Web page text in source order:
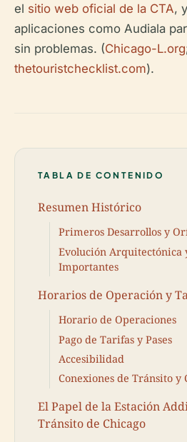
el sitio web oficial de la CTA,
aplicaciones como Audiala
sin problemas. (Chicago-L.org
thetouristchecklist.com).
TABLA DE CONTENIDO
Resumen Histórico
Primeros Desarrollos y
Evolución Arquitectónica
Importantes
Horarios de Operación y
Horario de Operaciones
Pago de Tarifas y Pases
Accesibilidad
Conexiones de Tránsito y
El Papel de la Estación
Tránsito de Chicago